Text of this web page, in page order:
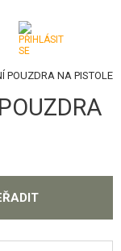
POUZDRA NA PISTOLE